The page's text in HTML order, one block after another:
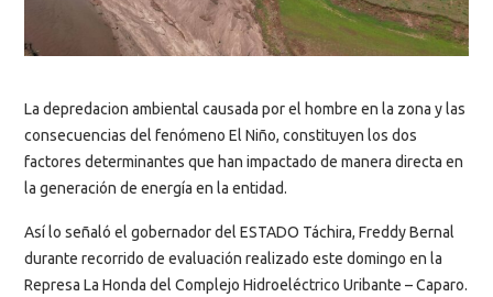
La depredacion ambiental causada por el hombre en la zona y las
consecuencias del fenómeno El Niño, constituyen los dos
factores determinantes que han impactado de manera directa en
la generación de energía en la entidad.
Así lo señaló el gobernador del ESTADO Táchira, Freddy Bernal
durante recorrido de evaluación realizado este domingo en la
Represa La Honda del Complejo Hidroeléctrico Uribante – Caparo.